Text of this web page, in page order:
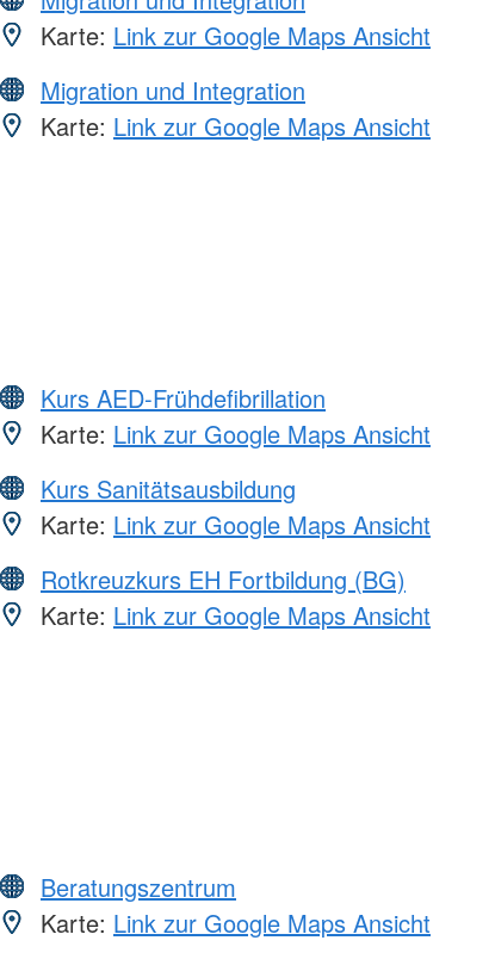
Karte: Link zur Google Maps Ansicht
Migration und Integration
Karte: Link zur Google Maps Ansicht
Kurs AED-Frühdefibrillation
Karte: Link zur Google Maps Ansicht
Kurs Sanitätsausbildung
Karte: Link zur Google Maps Ansicht
Rotkreuzkurs EH Fortbildung (BG)
Karte: Link zur Google Maps Ansicht
Beratungszentrum
Karte: Link zur Google Maps Ansicht